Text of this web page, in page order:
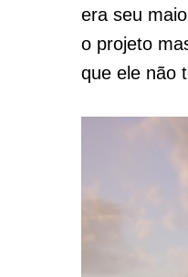
era seu
o projeto
que ele não